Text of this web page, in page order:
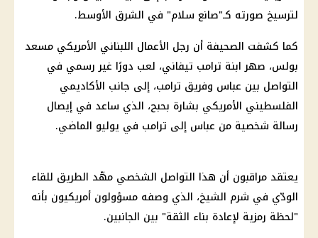
لترسيخ صورته كـ"صانع سلام" في الشرق الأوسط.
كما كشفت الصحيفة أن رجل الأعمال اللبناني الأمريكي مسعد
بولس، صهر ابنة ترامب تيفاني، لعب دورًا غير رسمي في
التواصل بين عباس وفريق ترامب، إلى جانب الأكاديمي
الفلسطيني الأمريكي بشارة بحبح، الذي ساعد في إيصال
رسالة شخصية من عباس إلى ترامب في يوليو الماضي.
يعتقد مراقبون أن هذا التواصل الشخصي مهّد الطريق للقاء
الودّي في شرم الشيخ، الذي وصفه مسؤولون أمريكيون بأنه
"لحظة رمزية لإعادة بناء الثقة" بين الجانبين.